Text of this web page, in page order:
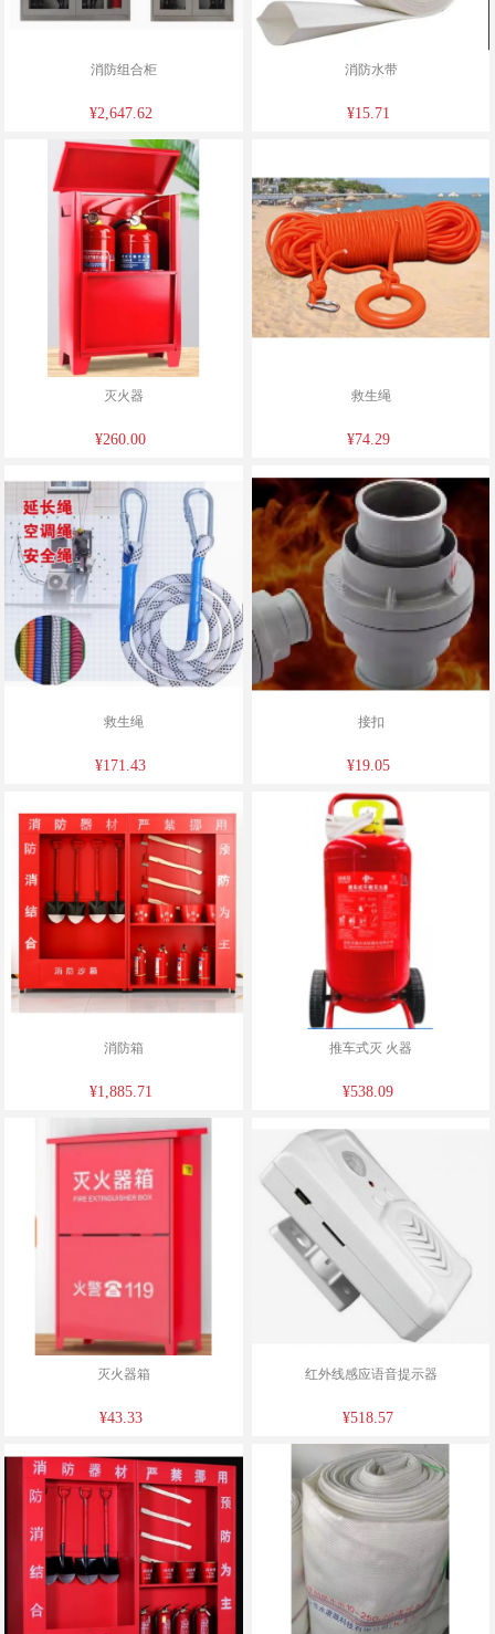
消防组合柜
¥2,647.62
消防水带
¥15.71
灭火器
¥260.00
救生绳
¥74.29
救生绳
¥171.43
接扣
¥19.05
消防箱
¥1,885.71
推车式灭 火器
¥538.09
灭火器箱
¥43.33
红外线感应语音提示器
¥518.57